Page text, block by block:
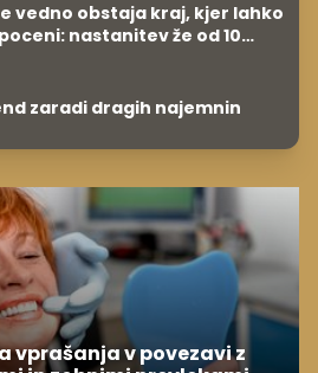
vedno obstaja kraj, kjer lahko
nastanitev že od 10
zaradi dragih najemnin
vprašanja v povezavi z